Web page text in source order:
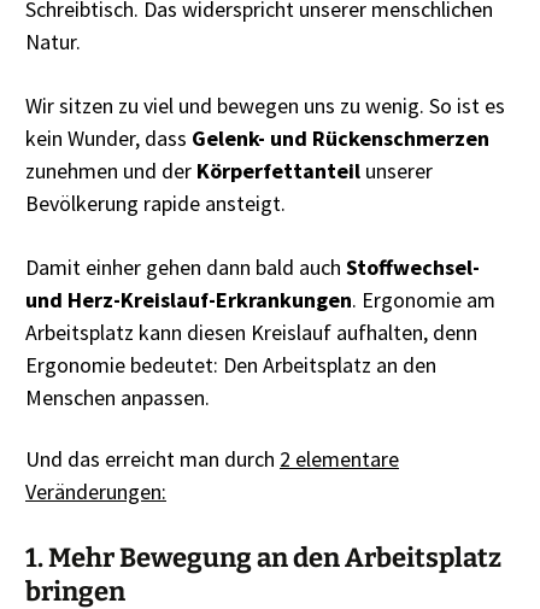
Schreibtisch. Das widerspricht unserer menschlichen
Natur.
Wir sitzen zu viel und bewegen uns zu wenig. So ist es
kein Wunder, dass Gelenk- und Rückenschmerzen
zunehmen und der Körperfettanteil unserer
Bevölkerung rapide ansteigt.
Damit einher gehen dann bald auch Stoffwechsel-
und Herz-Kreislauf-Erkrankungen. Ergonomie am
Arbeitsplatz kann diesen Kreislauf aufhalten, denn
Ergonomie bedeutet: Den Arbeitsplatz an den
Menschen anpassen.
Und das erreicht man durch 2 elementare
Veränderungen:
1. Mehr Bewegung an den Arbeitsplatz
bringen